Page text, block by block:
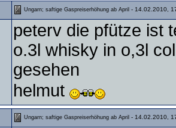
Ungarn; saftige Gaspreiserhöhung ab April - 14.02.2010,
peterv die pfütze ist
o.3l whisky in o,3l
gesehen
helmut
Ungarn; saftige Gaspreiserhöhung ab April - 14.02.2010,